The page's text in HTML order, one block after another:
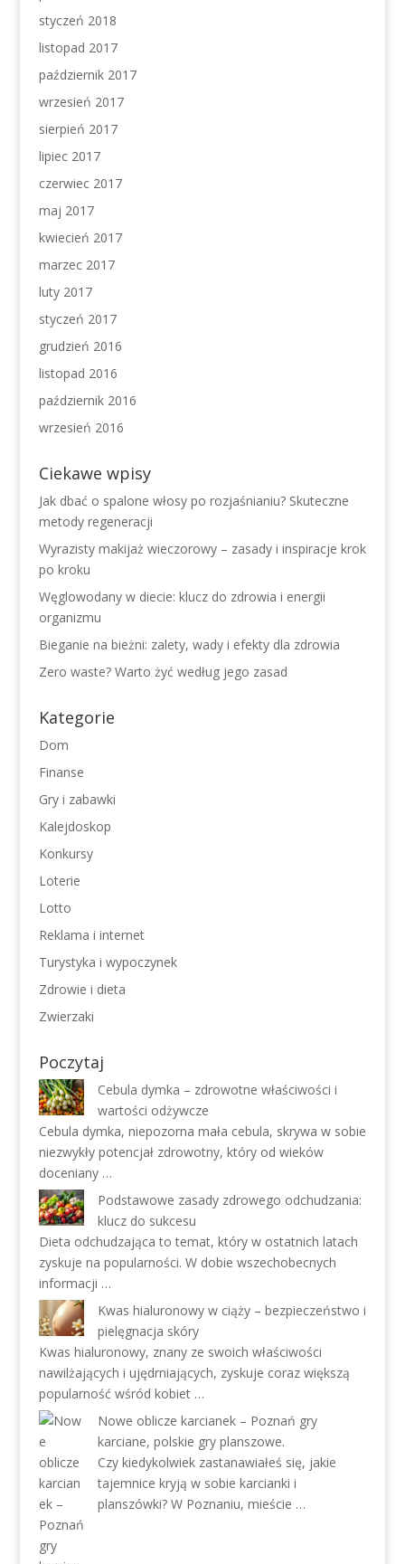
styczeń 2018
listopad 2017
październik 2017
wrzesień 2017
sierpień 2017
lipiec 2017
czerwiec 2017
maj 2017
kwiecień 2017
marzec 2017
luty 2017
styczeń 2017
grudzień 2016
listopad 2016
październik 2016
wrzesień 2016
Ciekawe wpisy
Jak dbać o spalone włosy po rozjaśnianiu? Skuteczne
metody regeneracji
Wyrazisty makijaż wieczorowy – zasady i inspiracje krok
po kroku
Węglowodany w diecie: klucz do zdrowia i energii
organizmu
Bieganie na bieżni: zalety, wady i efekty dla zdrowia
Zero waste? Warto żyć według jego zasad
Kategorie
Dom
Finanse
Gry i zabawki
Kalejdoskop
Konkursy
Loterie
Lotto
Reklama i internet
Turystyka i wypoczynek
Zdrowie i dieta
Zwierzaki
Poczytaj
Cebula dymka – zdrowotne właściwości i
wartości odżywcze
Cebula dymka, niepozorna mała cebula, skrywa w sobie
niezwykły potencjał zdrowotny, który od wieków
doceniany …
Podstawowe zasady zdrowego odchudzania:
klucz do sukcesu
Dieta odchudzająca to temat, który w ostatnich latach
zyskuje na popularności. W dobie wszechobecnych
informacji …
Kwas hialuronowy w ciąży – bezpieczeństwo i
pielęgnacja skóry
Kwas hialuronowy, znany ze swoich właściwości
nawilżających i ujędrniających, zyskuje coraz większą
popularność wśród kobiet …
Nowe oblicze karcianek – Poznań gry
karciane, polskie gry planszowe.
Czy kiedykolwiek zastanawiałeś się, jakie
tajemnice kryją w sobie karcianki i
planszówki? W Poznaniu, mieście …